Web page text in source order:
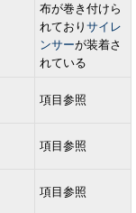
布が巻き付けら
れており サイレ
ンサーが装着さ
れている
項目参照
項目参照
項目参照